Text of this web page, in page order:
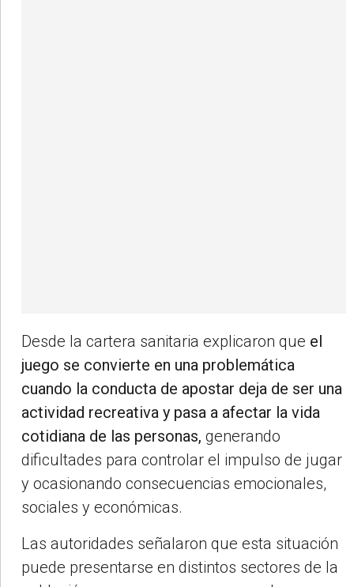
Desde la cartera sanitaria explicaron que el
juego se convierte en una problemática
cuando la conducta de apostar deja de ser una
actividad recreativa y pasa a afectar la vida
cotidiana de las personas, generando
dificultades para controlar el impulso de jugar
y ocasionando consecuencias emocionales,
sociales y económicas.
Las autoridades señalaron que esta situación
puede presentarse en distintos sectores de la